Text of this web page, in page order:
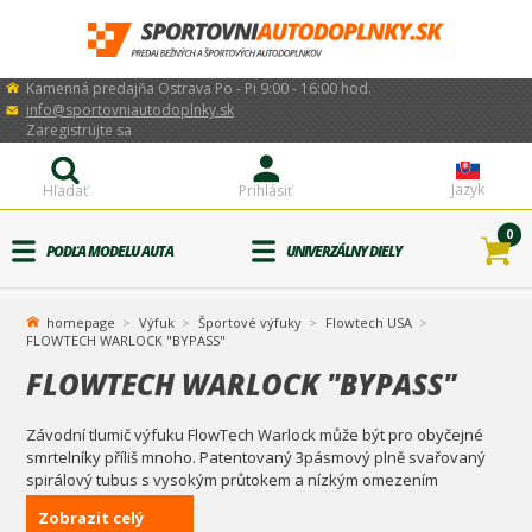
Kamenná predajňa Ostrava Po - Pi 9:00 - 16:00 hod.
info@sportovniautodoplnky.sk
Jazyk
Prihlásiť
Zaregistrujte sa
Hľadať
PODĽA MODELU AUTA UNIVERZÁLNY DIELY
0
homepage Výfuk Športové výfuky
Flowtech USA
FLOWTECH WARLOCK "BYPASS"
FLOWTECH WARLOCK "BYPASS"
Závodní tlumič výfuku FlowTech Warlock může být pro obyčejné
smrtelníky příliš mnoho. Patentovaný 3pásmový plně svařovaný
spirálový tubus s vysokým průtokem a nízkým omezením
poskytuje vysoký výkon a průměrný sportovní zvuk pokud je
nasazena záslepka volného proudění bez protitlaku. Ale když jste
Zobrazit celý